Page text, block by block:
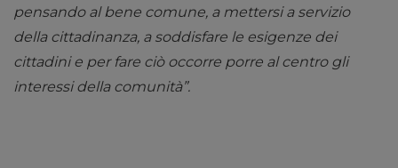
pensando al bene comune, a mettersi a servizio
della cittadinanza, a soddisfare le esigenze dei
cittadini e per fare ciò occorre porre al centro gli
interessi della comunità”.